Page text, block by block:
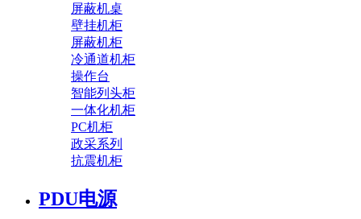
屏蔽机桌
壁挂机柜
屏蔽机柜
冷通道机柜
操作台
智能列头柜
一体化机柜
PC机柜
政采系列
抗震机柜
PDU电源